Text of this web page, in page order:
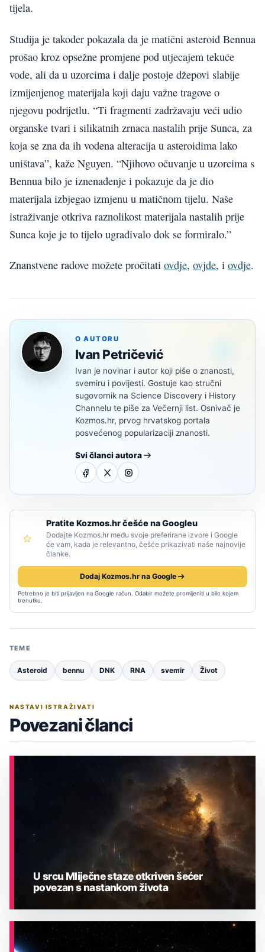
tijela.
Studija je također pokazala da je matični asteroid Bennua
prošao kroz opsežne promjene pod utjecajem tekuće
vode, ali da u uzorcima i dalje postoje džepovi slabije
izmijenjenog materijala koji daju važne tragove o
njegovu podrijetlu. “Ti fragmenti zadržavaju veći udio
organske tvari i silikatnih zrnaca nastalih prije Sunca, za
koja se zna da ih vodena alteracija u asteroidima lako
uništava”, kaže Nguyen. “Njihovo očuvanje u uzorcima s
Bennua bilo je iznenađenje i pokazuje da je dio
materijala izbjegao izmjenu u matičnom tijelu. Naše
istraživanje otkriva raznolikost materijala nastalih prije
Sunca koje je to tijelo ugrađivalo dok se formiralo.”
Znanstvene radove možete pročitati ovdje, ovjde, i ovdje.
O AUTORU
Ivan Petričević
Ivan je novinar i autor koji piše o znanosti,
svemiru i povijesti. Gostuje kao stručni
sugovornik na Science Discovery i History
Channelu te piše za Večernji list. Osnivač je
Kozmos.hr, prvog hrvatskog portala
posvećenog popularizaciji znanosti.
Svi članci autora
Pratite Kozmos.hr češće na Googleu
Dodajte Kozmos.hr među svoje preferirane izvore i Google
će vam, kada je relevantno, češće prikazivati naše najnovije
članke.
Dodaj Kozmos.hr na Google
Potrebno je biti prijavljen na Google račun. Odabir možete promijeniti u bilo kojem
trenutku.
TEME
Asteroid bennu DNK RNA svemir Život
NASTAVI ISTRAŽIVATI
Povezani članci
ASTRONOMIJA
U srcu Mliječne staze otkriven šećer
povezan s nastankom života